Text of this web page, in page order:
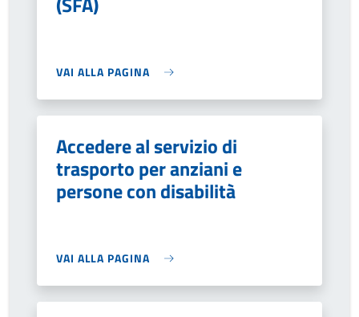
VAI ALLA PAGINA
Accedere al servizio di
trasporto per anziani e
persone con disabilità
VAI ALLA PAGINA